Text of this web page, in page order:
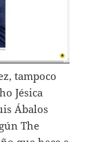
tampoco
Jésica
Ábalos
The